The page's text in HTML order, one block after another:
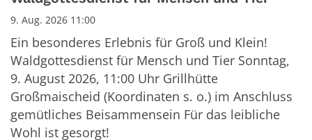
9. Aug. 2026 11:00
Ein besonderes Erlebnis für Groß und Klein!
Waldgottesdienst für Mensch und Tier Sonntag,
9. August 2026, 11:00 Uhr Grillhütte
Großmaischeid (Koordinaten s. o.) im Anschluss
gemütliches Beisammensein Für das leibliche
Wohl ist gesorgt!